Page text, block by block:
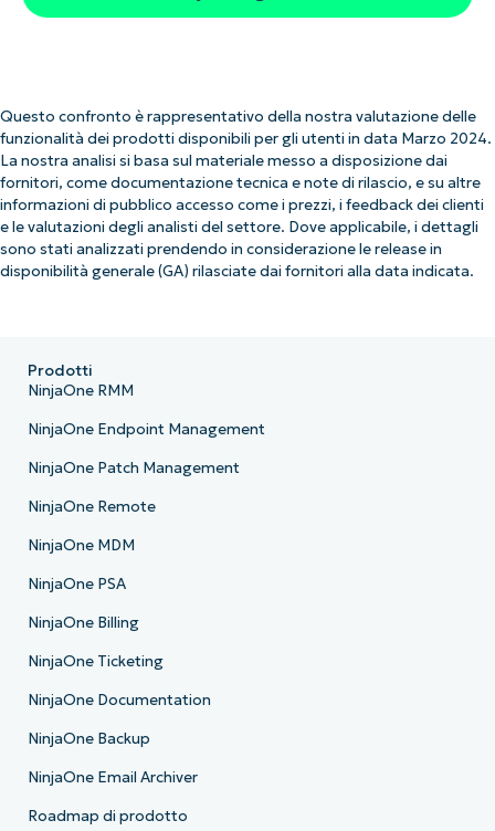
Questo confronto è rappresentativo della nostra valutazione delle
funzionalità dei prodotti disponibili per gli utenti in data Marzo 2024.
La nostra analisi si basa sul materiale messo a disposizione dai
fornitori, come documentazione tecnica e note di rilascio, e su altre
informazioni di pubblico accesso come i prezzi, i feedback dei clienti
e le valutazioni degli analisti del settore. Dove applicabile, i dettagli
sono stati analizzati prendendo in considerazione le release in
disponibilità generale (GA) rilasciate dai fornitori alla data indicata.
Prodotti
NinjaOne RMM
NinjaOne Endpoint Management
NinjaOne Patch Management
NinjaOne Remote
NinjaOne MDM
NinjaOne PSA
NinjaOne Billing
NinjaOne Ticketing
NinjaOne Documentation
NinjaOne Backup
NinjaOne Email Archiver
Roadmap di prodotto